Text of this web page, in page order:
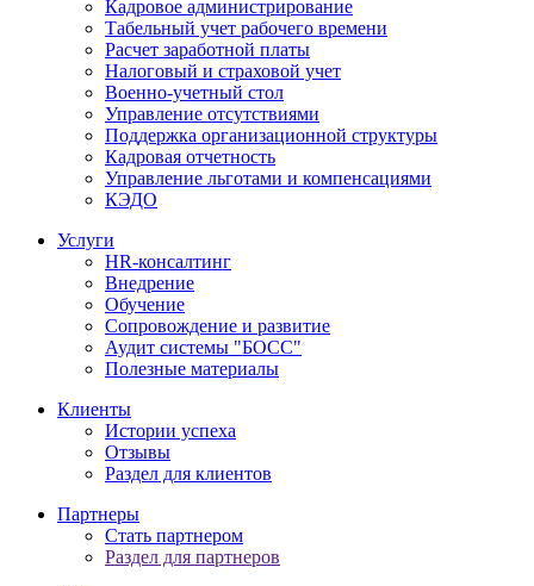
Кадровое администрирование
Табельный учет рабочего времени
Расчет заработной платы
Налоговый и страховой учет
Военно-учетный стол
Управление отсутствиями
Поддержка организационной структуры
Кадровая отчетность
Управление льготами и компенсациями
КЭДО
Услуги
HR-консалтинг
Внедрение
Обучение
Сопровождение и развитие
Аудит системы "БОСС"
Полезные материалы
Клиенты
Истории успеха
Отзывы
Раздел для клиентов
Партнеры
Стать партнером
Раздел для партнеров